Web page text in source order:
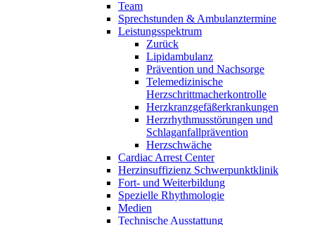
Team
Sprechstunden & Ambulanztermine
Leistungsspektrum
Zurück
Lipidambulanz
Prävention und Nachsorge
Telemedizinische
Herzschrittmacherkontrolle
Herzkranzgefäßerkrankungen
Herzrhythmusstörungen und
Schlaganfallprävention
Herzschwäche
Cardiac Arrest Center
Herzinsuffizienz Schwerpunktklinik
Fort- und Weiterbildung
Spezielle Rhythmologie
Medien
Technische Ausstattung